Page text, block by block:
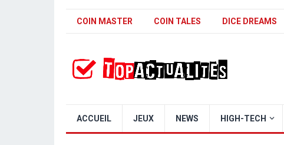
COIN MASTER COIN TALES DICE DREAMS
ACCUEIL JEUX NEWS HIGH-TECH